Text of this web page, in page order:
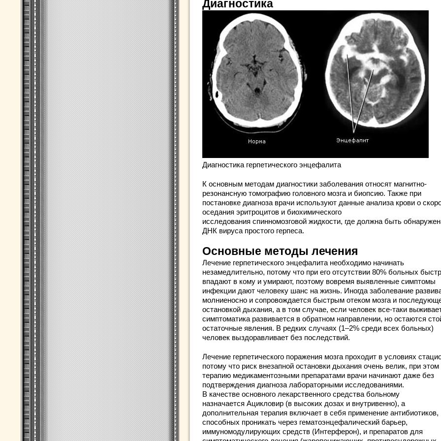
Диагностика
Диагностика герпетического энцефалита
К основным методам диагностики заболевания относят магнитно-
резонансную томографию головного мозга и биопсию. Также при
постановке диагноза врачи используют данные анализа крови о
оседания эритроцитов и биохимического
исследования спинномозговой жидкости, где должна быть
ДНК вируса простого герпеса.
Основные методы лечения
Лечение герпетического энцефалита необходимо начинать
незамедлительно, потому что при его отсутствии 80% больных
впадают в кому и умирают, поэтому вовремя выявленные симптомы
инфекции дают человеку шанс на жизнь. Иногда заболевание
молниеносно и сопровождается быстрым отеком мозга и
остановкой дыхания, а в том случае, если человек все-таки
симптоматика развивается в обратном направлении, но остаются
остаточные явления. В редких случаях (1–2% среди всех больных)
человек выздоравливает без последствий.
Лечение герпетического поражения мозга проходит в условиях
потому что риск внезапной остановки дыхания очень велик, при этом
терапию медикаментозными препаратами врачи начинают даже без
подтверждения диагноза лабораторными исследованиями.
В качестве основного лекарственного средства больному
назначается Ацикловир (в высоких дозах и внутривенно), а
дополнительная терапия включает в себя применение антибиотиков,
способных проникать через гематоэнцефалический барьер,
иммуномодулирующих средств (Интерферон), и препаратов для